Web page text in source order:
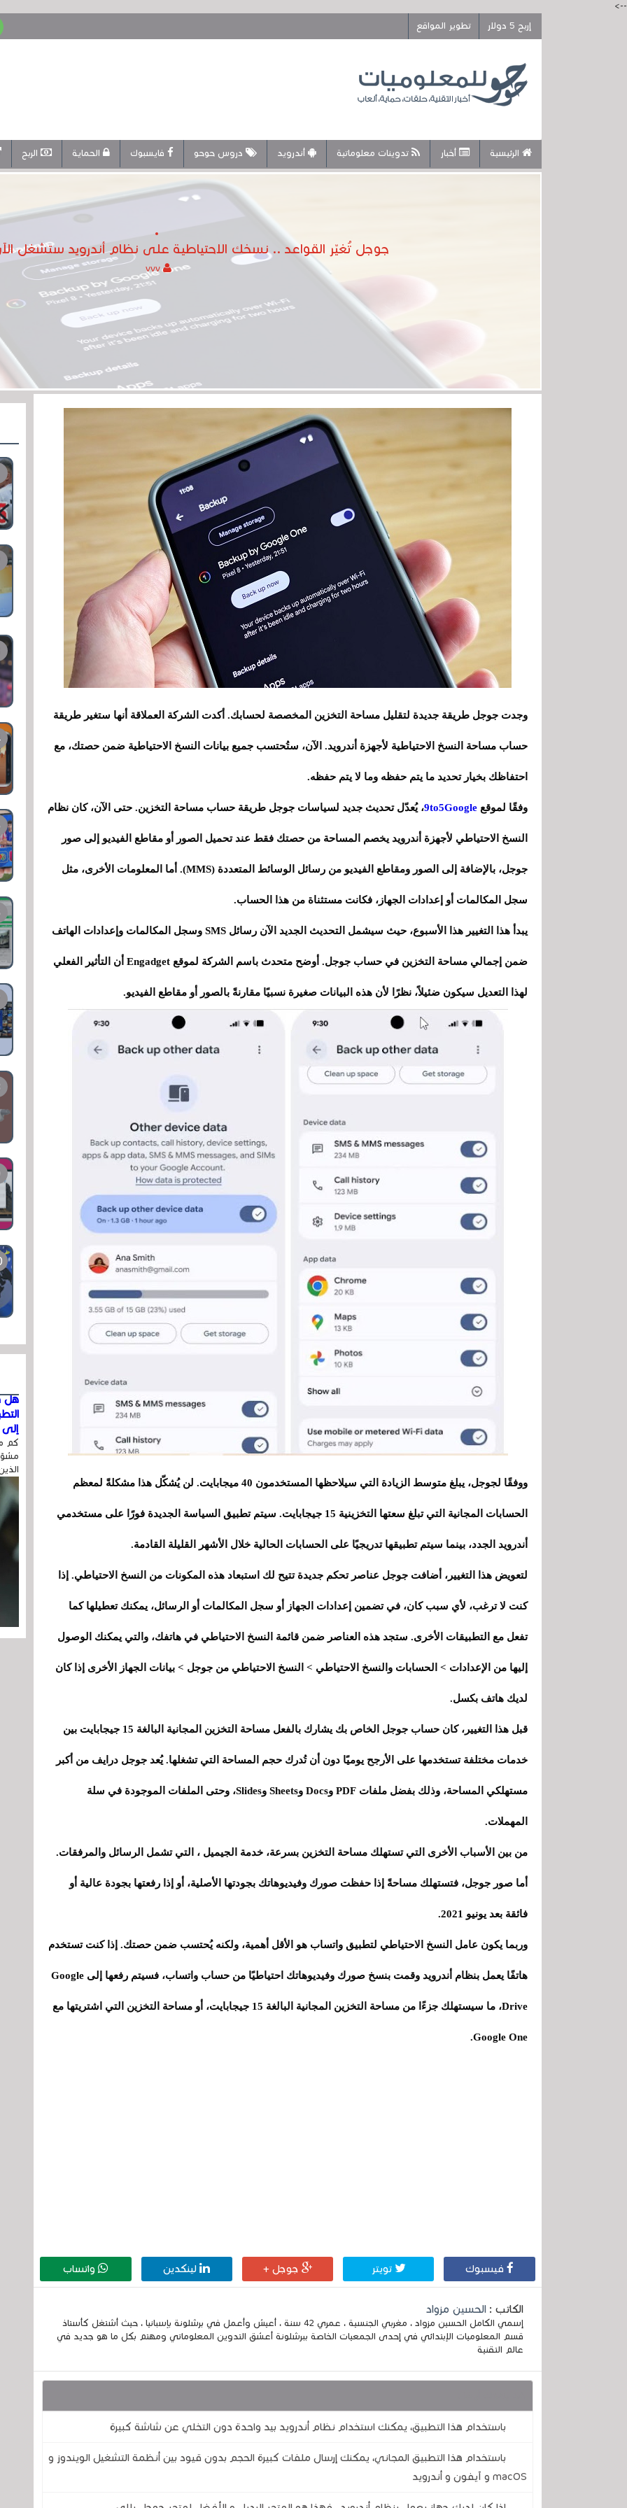
-->
إربح 5 دولار
تطوير المواقع
الرئيسية أخبار تدوينات معلوماتية أندرويد دروس حوحو فايسبوك الحماية الربح
جوجل تُغيّر القواعد .. نسخك الاحتياطية على نظام أندرويد ستشغل
vvv
وجدت جوجل طريقة جديدة لتقليل مساحة التخزين المخصصة لحسابك. أكدت الشركة العملاقة أنها ستغير طريقة
حساب مساحة النسخ الاحتياطية لأجهزة أندرويد. الآن، ستُحتسب جميع بيانات النسخ الاحتياطية ضمن حصتك، مع
احتفاظك بخيار تحديد ما يتم حفظه وما لا يتم حفظه.
وفقًا لموقع 9to5Google، يُعدّل تحديث جديد لسياسات جوجل طريقة حساب مساحة التخزين. حتى الآن، كان نظام
النسخ الاحتياطي لأجهزة أندرويد يخصم المساحة من حصتك فقط عند تحميل الصور أو مقاطع الفيديو إلى صور
جوجل، بالإضافة إلى الصور ومقاطع الفيديو من رسائل الوسائط المتعددة (MMS). أما المعلومات الأخرى، مثل
سجل المكالمات أو إعدادات الجهاز، فكانت مستثناة من هذا الحساب.
يبدأ هذا التغيير هذا الأسبوع، حيث سيشمل التحديث الجديد الآن رسائل SMS وسجل المكالمات وإعدادات الهاتف
ضمن إجمالي مساحة التخزين في حساب جوجل. أوضح متحدث باسم الشركة لموقع Engadget أن التأثير الفعلي
لهذا التعديل سيكون ضئيلاً، نظرًا لأن هذه البيانات صغيرة نسبيًا مقارنةً بالصور أو مقاطع الفيديو.
ووفقًا لجوجل، يبلغ متوسط ​​الزيادة التي سيلاحظها المستخدمون 40 ميجابايت. لن يُشكّل هذا مشكلةً لمعظم
الحسابات المجانية التي تبلغ سعتها التخزينية 15 جيجابايت. سيتم تطبيق السياسة الجديدة فورًا على مستخدمي
أندرويد الجدد، بينما سيتم تطبيقها تدريجيًا على الحسابات الحالية خلال الأشهر القليلة القادمة.
لتعويض هذا التغيير، أضافت جوجل عناصر تحكم جديدة تتيح لك استبعاد هذه المكونات من النسخ الاحتياطي. إذا
كنت لا ترغب، لأي سبب كان، في تضمين إعدادات الجهاز أو سجل المكالمات أو الرسائل، يمكنك تعطيلها كما
تفعل مع التطبيقات الأخرى. ستجد هذه العناصر ضمن قائمة النسخ الاحتياطي في هاتفك، والتي يمكنك الوصول
إليها من الإعدادات > الحسابات والنسخ الاحتياطي > النسخ الاحتياطي من جوجل > بيانات الجهاز الأخرى إذا كان
لديك هاتف بكسل.
قبل هذا التغيير، كان حساب جوجل الخاص بك يشارك بالفعل مساحة التخزين المجانية البالغة 15 جيجابايت بين
خدمات مختلفة تستخدمها على الأرجح يوميًا دون أن تُدرك حجم المساحة التي تشغلها. يُعد جوجل درايف من أكبر
مستهلكي المساحة، وذلك بفضل ملفات PDF وDocs وSheets وSlides، وحتى الملفات الموجودة في سلة
المهملات.
من بين الأسباب الأخرى التي تستهلك مساحة التخزين بسرعة، خدمة الجيميل ، التي تشمل الرسائل والمرفقات.
أما صور جوجل، فتستهلك مساحةً إذا حفظت صورك وفيديوهاتك بجودتها الأصلية، أو إذا رفعتها بجودة عالية أو
فائقة بعد يونيو 2021.
وربما يكون عامل النسخ الاحتياطي لتطبيق واتساب هو الأقل أهمية، ولكنه يُحتسب ضمن حصتك. إذا كنت تستخدم
هاتفًا يعمل بنظام أندرويد وقمت بنسخ صورك وفيديوهاتك احتياطيًا من حساب واتساب، فسيتم رفعها إلى Google
Drive، ما سيستهلك جزءًا من مساحة التخزين المجانية البالغة 15 جيجابايت، أو مساحة التخزين التي اشتريتها مع
Google One.
فيسبوك تويتر جوجل + لينكدين واتساب
الكاتب : الحسين مزواد
إسمي الكامل الحسين مزواد ، مغربي الجنسية ، عمري 42 سنة ، أعيش وأعمل في برشلونة بإسبانيا ، حيث أشتغل كأستاذ
قسم المعلوميات الإبتدائي في إحدى الجمعيات الخاصة ببرشلونة أعشق التدوين المعلوماتي ومهتم بكل ما هو جديد في
عالم التقنية
باستخدام هذا التطبيق، يمكنك استخدام نظام أندرويد بيد واحدة دون التخلي عن شاشة كبيرة
باستخدام هذا التطبيق المجاني، يمكنك إرسال ملفات كبيرة الحجم بدون قيود بين أنظمة التشغيل الويندوز و
macOS و آيفون و أندرويد
هل
إلى
كم